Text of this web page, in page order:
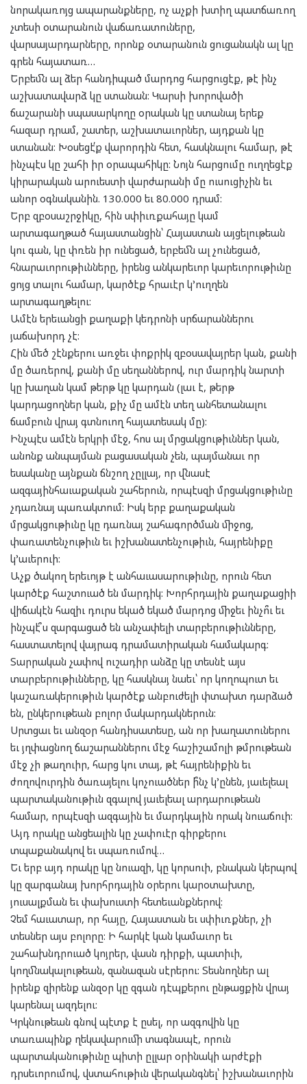
նորակառոյց ապարանքները, ոչ աչքի խտիղ պատճառող
չտեսի օտարանուն վաճառատուները,
վարսայարդարները, որոնք օտարանուն ցուցանակն ալ կը
գրեն հայատառ…
Երբեմն ալ ձեր հանդիպած մարդոց հարցուցէք, թէ ինչ
աշխատավարձ կը ստանան: Կարսի խորովածի
ճաշարանի սպասարկողը օրական կը ստանայ երեք
հազար դրամ, շատեր, աշխատաւորներ, այդքան կը
ստանան: Խօսեցէ՛ք վարորդին հետ, հասկնալու համար, թէ
ինչպէս կը շահի իր օրապահիկը: Նոյն հարցումը ուղղեցէք
կիրարական արուեստի վարժարանի մը ուսուցիչին եւ
անոր օգնականին. 130.000 եւ 80.000 դրամ:
Երբ զբօսաշրջիկը, հին սփիւռքահայը կամ
արտագաղթած հայաստանցին՝ Հայաստան այցելութեան
կու գան, կը փռեն իր ունեցած, երբեմն ալ չունեցած,
հնարաւորութիւնները, իրենց անկարեւոր կարեւորութիւնը
ցոյց տալու համար, կարծէք հրաւէր կ’ուղղեն
արտագաղթելու:
Ամէն երեւանցի քաղաքի կեդրոնի սրճարաններու
յաճախորդ չէ:
Հին մեծ շէնքերու առջեւ փոքրիկ զբօսավայրեր կան, քանի
մը ծառերով, քանի մը սեղաններով, ուր մարդիկ նարտի
կը խաղան կամ թերթ կը կարդան (լաւ է, թերթ
կարդացողներ կան, քիչ մը ամէն տեղ անհետանալու
ճամբուն վրայ գտնուող հայատեսակ մը):
Ինչպէս ամէն երկրի մէջ, հոս ալ մրցակցութիւններ կան,
անոնք անպայման բացասական չեն, պայմանաւ որ
եսականը այնքան ճնշող չըլլայ, որ վնասէ
ազգայինհաւաքական շահերուն, որպէսզի մրցակցութիւնը
չդառնայ պառակտում: Իսկ երբ քաղաքական
մրցակցութիւնը կը դառնայ շահագործման միջոց,
փառատենչութիւն եւ իշխանատենչութիւն, հայրենիքը
կ’աւերուի:
Աչք ծակող երեւոյթ է անհաւասարութիւնը, որուն հետ
կարծէք հաշտուած են մարդիկ: Խորհրդային քաղաքացիի
վիճակէն հազիւ դուրս եկած եկած մարդոց միջեւ ինչո՞ւ եւ
ինչպէ՞ս զարգացած են անչափելի տարբերութիւնները,
հաստատելով վայրագ դրամատիրական համակարգ:
Տարրական չափով ուշադիր անձը կը տեսնէ այս
տարբերութիւնները, կը հասկնայ նաեւ՝ որ կողոպուտ եւ
կաշառակերութիւն կարծէք անբուժելի փտախտ դարձած
են, ընկերութեան բոլոր մակարդակներուն:
Սրտցաւ եւ անզօր հանդիսատեսը, ան որ խաղատուներու
եւ յղփացնող ճաշարաններու մէջ հաշիշամոլի թմրութեան
մէջ չի թաղուիր, հարց կու տայ, թէ հայրենիքին եւ
ժողովուրդին ծառայելու կոչուածներ ի՞նչ կ’ընեն, յաւելեալ
պարտականութիւն զգալով յաւելեալ արդարութեան
համար, որպէսզի ազգային եւ մարդկային որակ նուաճուի:
Այդ որակը անցեալին կը չափուէր գիրքերու
տպաքանակով եւ սպառումով…
Եւ երբ այդ որակը կը նուազի, կը կորսուի, բնական կերպով
կը զարգանայ խորհրդային օրերու կարօտախտը,
յուսալքման եւ փախուստի հետեւանքներով:
Չեմ հաւատար, որ հայը, Հայաստան եւ սփիւռքներ, չի
տեսներ այս բոլորը: Ի հարկէ կան կամաւոր եւ
շահախնդրուած կոյրեր, վասն դիրքի, պատիւի,
կողմնակալութեան, զանազան սէրերու: Տեսնողներ ալ
իրենք զիրենք անզօր կը զգան դէպքերու ընթացքին վրայ
կարենալ ազդելու:
Կրկնութեան գնով պէտք է ըսել, որ ազգովին կը
տառապինք ղեկավարումի տագնապէ, որուն
պարտականութիւնը պիտի ըլլար օրինակի արժէքի
դրսեւորումով, վստահութիւն վերականգնել՝ իշխանաւորին